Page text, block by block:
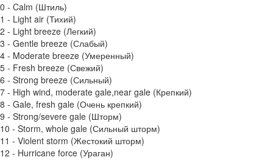
0 - Calm (Штиль)
1 - Light air (Тихий)
2 - Light breeze (Легкий)
3 - Gentle breeze (Слабый)
4 - Moderate breeze (Умеренный)
5 - Fresh breeze (Свежий)
6 - Strong breeze (Сильный)
7 - High wind, moderate gale,near gale (Крепкий)
8 - Gale, fresh gale (Очень крепкий)
9 - Strong/severe gale (Шторм)
10 - Storm, whole gale (Сильный шторм)
11 - Violent storm (Жестокий шторм)
12 - Hurricane force (Ураган)